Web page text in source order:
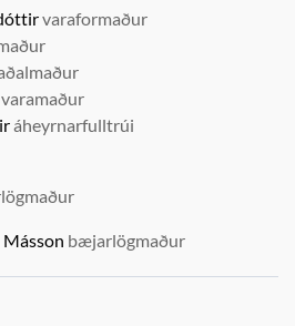
varaformaður
varamaður
áheyrnarfulltrúi
Másson bæjarlögmaður